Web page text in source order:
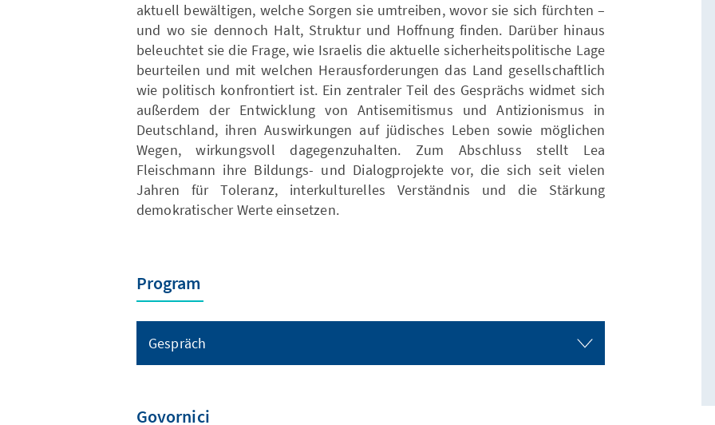
aktuell bewältigen, welche Sorgen sie umtreiben, wovor sie sich fürchten –
und wo sie dennoch Halt, Struktur und Hoffnung finden. Darüber hinaus
beleuchtet sie die Frage, wie Israelis die aktuelle sicherheitspolitische Lage
beurteilen und mit welchen Herausforderungen das Land gesellschaftlich
wie politisch konfrontiert ist. Ein zentraler Teil des Gesprächs widmet sich
außerdem der Entwicklung von Antisemitismus und Antizionismus in
Deutschland, ihren Auswirkungen auf jüdisches Leben sowie möglichen
Wegen, wirkungsvoll dagegenzuhalten. Zum Abschluss stellt Lea
Fleischmann ihre Bildungs- und Dialogprojekte vor, die sich seit vielen
Jahren für Toleranz, interkulturelles Verständnis und die Stärkung
demokratischer Werte einsetzen.
Program
Gespräch
Govornici